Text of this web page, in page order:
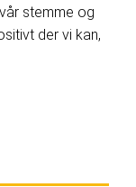
stemme og
der vi kan,